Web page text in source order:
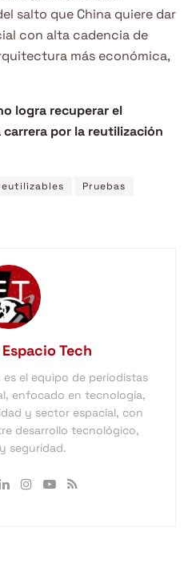
salto que China quiere dar
con alta cadencia de
más económica,
logra recuperar el
por la reutilización
Pruebas
Tech
es el equipo de periodistas
enfocado en tecnología,
y sector espacial, con
desarrollo tecnológico,
seguridad.